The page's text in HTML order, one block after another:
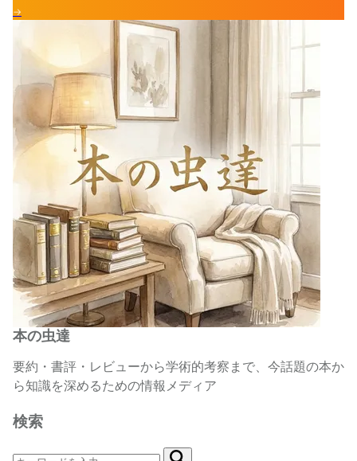
→
本の虫達
要約・書評・レビューから学術的考察まで、今話題の本か
ら知識を深めるための情報メディア
検索